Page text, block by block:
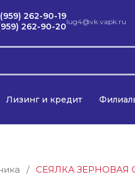
262-90-19
262-90-20lug4@vk.vapk.ru
Лизинг и кредит
/ СЕЯЛКА ЗЕРНОВАЯ